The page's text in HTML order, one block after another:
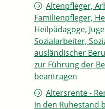
Altenpfleger,
Familienpfleger,
Heilpädagoge,
Sozialarbeiter,
ausländischer
zur Führung der
beantragen
Altersrente -
in den Ruhestand